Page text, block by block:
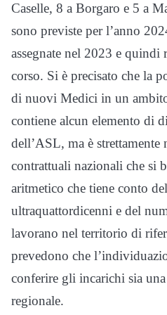
Caselle, 8 a Borgaro e 5 a
sono previste per l’anno
assegnate nel 2023 e quindi
corso. Si è precisato che la
di nuovi Medici in un
contiene alcun elemento di
dell’ASL, ma è
contrattuali nazionali che si
aritmetico che tiene conto
ultraquattordicenni e del
lavorano nel territorio di
prevedono che
conferire gli incarichi sia
regionale.